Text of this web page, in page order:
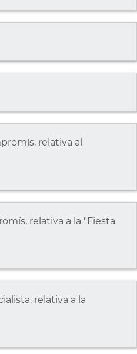
relativa al
relativa a la "Fiesta
relativa a la